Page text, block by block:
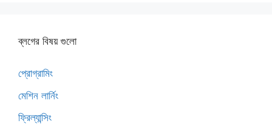
ব্লগের বিষয় গুলো
প্রোগ্রামিং
মেশিন লার্নিং
ফ্রিল্যান্সিং